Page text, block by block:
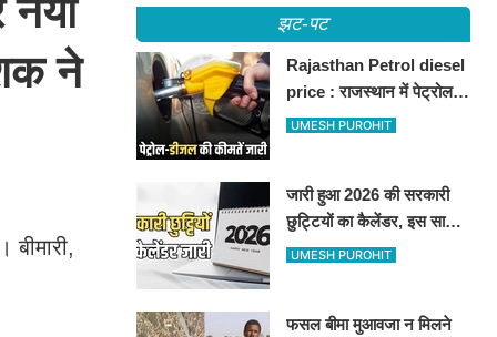
ने
झट-पट
Rajasthan Petrol diesel
price : राजस्थान में पेट्रोल-
डीजल की कीमतें जारी, जानिए
UMESH PUROHIT
जारी हुआ 2026 की सरकारी
छुट्टियों का कैलेंडर, इस साल
कई बार मिलेगा लगातार
UMESH PUROHIT
फसल बीमा मुआवजा न मिलने